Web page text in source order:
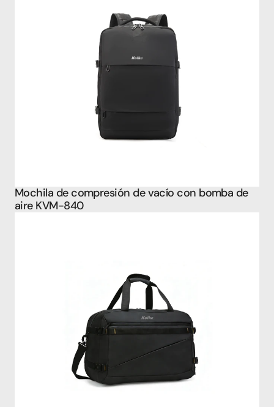
Mochila de compresión de vacío con bomba de
aire KVM-840